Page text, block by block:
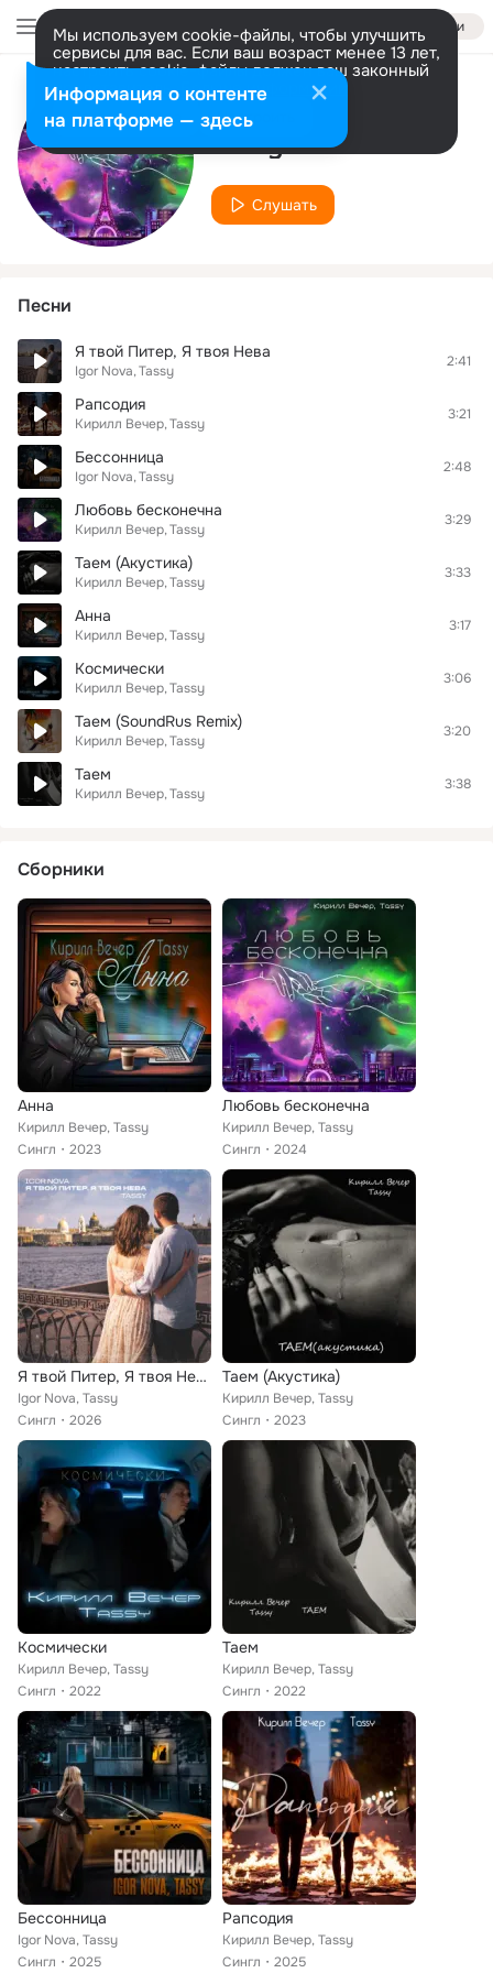
Войти
Мы используем cookie-файлы, чтобы улучшить
сервисы для вас. Если ваш возраст менее 13 лет,
настроить cookie-файлы должен ваш законный
представитель. Больше информации
Разрешить все Настроить
Исполнитель
Tassy
Слушать
Песни
Я твой Питер, Я твоя Нева
Igor Nova Tassy
2:41
Рапсодия
Кирилл Вечер Tassy
3:21
Бессонница
Igor Nova Tassy
2:48
Любовь бесконечна
Кирилл Вечер Tassy
3:29
Таем (Акустика)
Кирилл Вечер Tassy
3:33
Анна
Кирилл Вечер Tassy
3:17
Космически
Кирилл Вечер Tassy
3:06
Таем (SoundRus Remix)
Кирилл Вечер Tassy
3:20
Таем
Кирилл Вечер Tassy
3:38
Сборники
Анна
Кирилл Вечер, Tassy
Сингл
2023
Любовь бесконечна
Кирилл Вечер, Tassy
Сингл
2024
Я твой Питер, Я твоя Нева
Igor Nova, Tassy
Сингл
2026
Таем (Акустика)
Кирилл Вечер, Tassy
Сингл
2023
Космически
Кирилл Вечер, Tassy
Сингл
2022
Таем
Кирилл Вечер, Tassy
Сингл
2022
Бессонница
Igor Nova, Tassy
Сингл
2025
Рапсодия
Кирилл Вечер, Tassy
Сингл
2025
Информация о контенте
на платформе — здесь